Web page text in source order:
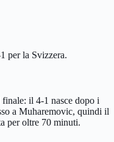
per la Svizzera.
il 4-1 nasce dopo i
a Muharemovic, quindi il
per oltre 70 minuti.